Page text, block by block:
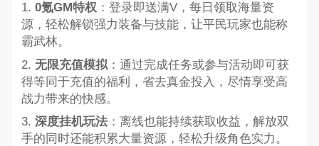
1. 0氪GM特权：登录即送满V，每日领取海量资
源，轻松解锁强力装备与技能，让平民玩家也能称
霸武林。
2. 无限充值模拟：通过完成任务或参与活动即可获
得等同于充值的福利，省去真金投入，尽情享受高
战力带来的快感。
3. 深度挂机玩法：离线也能持续获取收益，解放双
手的同时还能积累大量资源，轻松升级角色实力。